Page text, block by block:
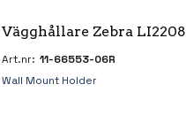
Vägghållare Zebra LI2208
Art.nr: 11-66553-06R
Wall Mount Holder